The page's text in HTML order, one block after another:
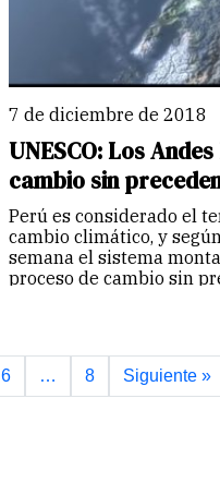
7 de diciembre de 2018
UNESCO: Los
cambio sin
Perú es considerado el
cambio climático, y
semana el sistema
proceso de cambio sin
6 … 8 Siguiente »